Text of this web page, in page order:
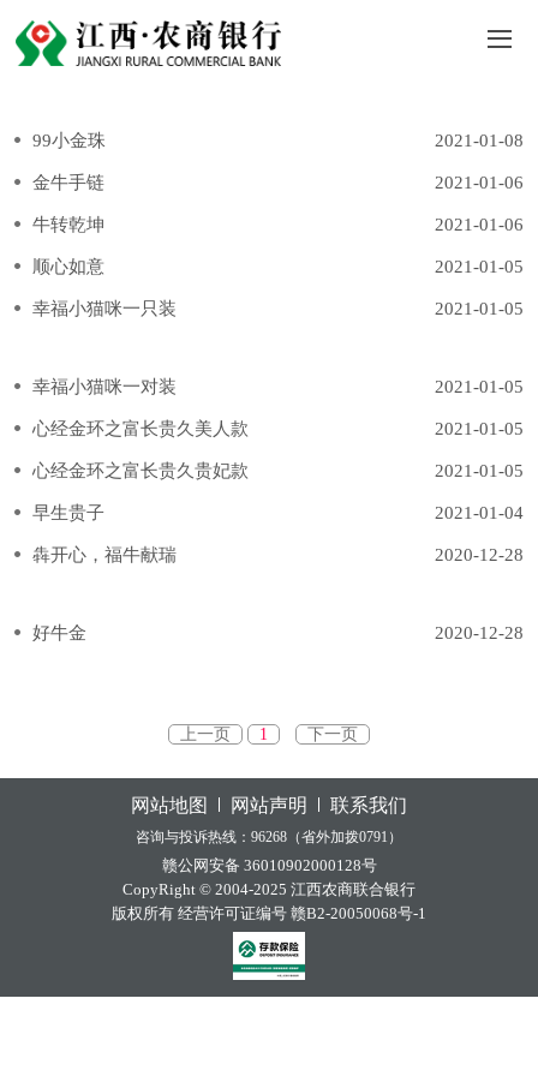
99小金珠 2021-01-08
金牛手链 2021-01-06
牛转乾坤 2021-01-06
顺心如意 2021-01-05
幸福小猫咪一只装 2021-01-05
幸福小猫咪一对装 2021-01-05
心经金环之富长贵久美人款 2021-01-05
心经金环之富长贵久贵妃款 2021-01-05
早生贵子 2021-01-04
犇开心，福牛献瑞 2020-12-28
好牛金 2020-12-28
上一页 1 下一页
网站地图 网站声明 联系我们
咨询与投诉热线：96268（省外加拨0791）
赣公网安备 36010902000128号
CopyRight © 2004-2025 江西农商联合银行
版权所有 经营许可证编号 赣B2-20050068号-1